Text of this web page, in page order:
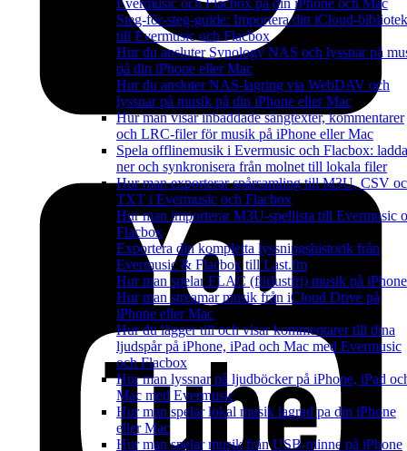
Evermusic och Flacbox på din iPhone och Mac
Steg-för-steg-guide: Importera ditt iCloud-bibliotek
till Evermusic och Flacbox
Hur du ansluter Synology NAS och lyssnar på
på din iPhone eller Mac
Hur du ansluter NAS-lagring via WebDAV och
lyssnar på musik på din iPhone eller Mac
Hur man visar inbäddade sångtexter, kommentarer
och LRC-filer för musik på iPhone eller Mac
Spela offlinemusik i Evermusic och Flacbox: ladda
ner och synkronisera från molnet till lokala filer
Hur man exporterar spårsamling till M3U, CSV
TXT i Evermusic och Flacbox
Hur man importerar M3U-spellista till Evermusic
Flacbox
Exportera din kompletta lyssningshistorik från
Evermusic & Flacbox till Last.fm
Hur man spelar FLAC (förlustfri) musik på iPhone
Hur man streamar musik från iCloud Drive på
iPhone eller Mac
Hur du lägger till och visar kommentarer till dina
ljudspår på iPhone, iPad och Mac med Evermusic
och Flacbox
Hur man lyssnar på ljudböcker på iPhone, iPad
Mac med Evermusic
Hur man spelar lokal musik lagrad pa din iPhone
eller Mac
Hur man spelar musik från USB-minne på iPhone